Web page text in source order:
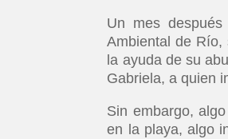
Un mes
Ambiental de
la ayuda de su
Gabriela, a quien
Sin embargo,
en la playa, algo